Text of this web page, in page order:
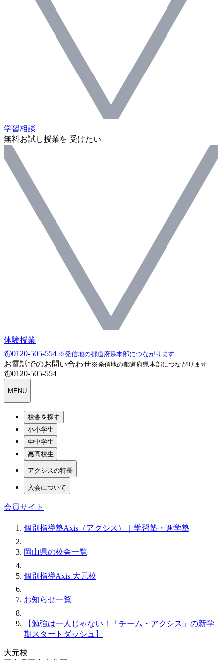
学習相談
無料お試し授業を 受けたい
体験授業
0120-505-554 ※発信地の都道府県本部につながります
お電話でのお問い合わせ※発信地の都道府県本部につながります
0120-505-554
MENU
校舎を探す
小学生
中学生
高校生
アクシスの特長
入会について
会員サイト
個別指導塾Axis（アクシス）｜学習塾・進学塾
岡山県の校舎一覧
個別指導Axis 大元校
お知らせ一覧
【勉強は一人じゃない！「チーム・アクシス」の新学
期スタートダッシュ】
大元校